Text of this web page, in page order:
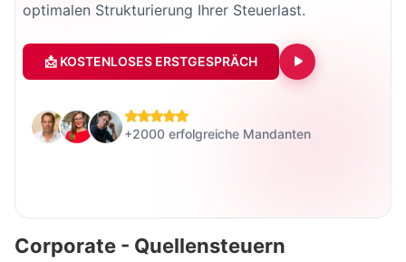
optimalen Strukturierung Ihrer Steuerlast.
📩 KOSTENLOSES ERSTGESPRÄCH
+2000 erfolgreiche Mandanten
Corporate - Quellensteuern